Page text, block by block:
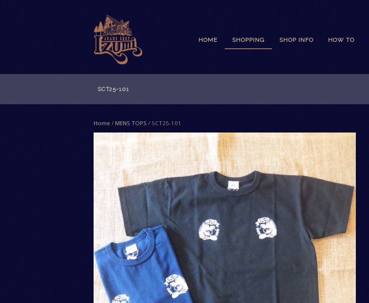
HOME SHOPPING SHOP INFO HOW TO
SCT25-101
Home / MENS TOPS / SCT25-101